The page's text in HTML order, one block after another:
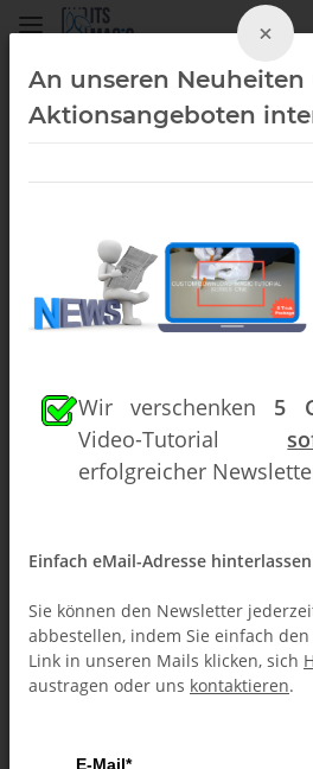
Kinderzauberei (Downloads)
×
An unseren Neuheiten
Aktionsangeboten
Wir verschenken 5
Video-Tutorial
erfolgreicher
Einfach eMail-Adresse
Sie können den Newsletter
abbestellen, indem Sie einfach
Link in unseren Mails klicken, sich
austragen oder uns kontaktieren.
E-Mail*